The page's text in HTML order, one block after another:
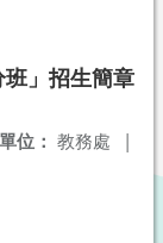
」招生簡章
位： 教務處 |